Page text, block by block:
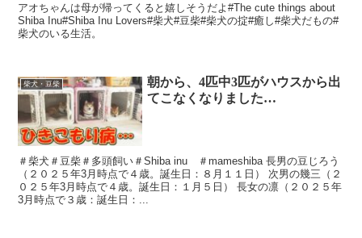
アオちゃんは母が帰ってくると嬉しそうだよ#The cute things about
Shiba Inu#Shiba Inu Lovers#柴犬#豆柴#柴犬の掟#癒し#柴犬だもの#
柴犬のいる生活。
柴犬・豆柴
朝から、4匹中3匹がハウスから出
てこなくなりました…
＃柴犬＃豆柴＃多頭飼い＃Shiba inu ＃mameshiba 長男の豆じろう
（２０２５年3月時点で４歳。誕生日：８月１１日） 次男の幾三（２
０２５年3月時点で４歳。誕生日：１月５日） 長女の凛（２０２５年
3月時点で３歳：誕生日：...